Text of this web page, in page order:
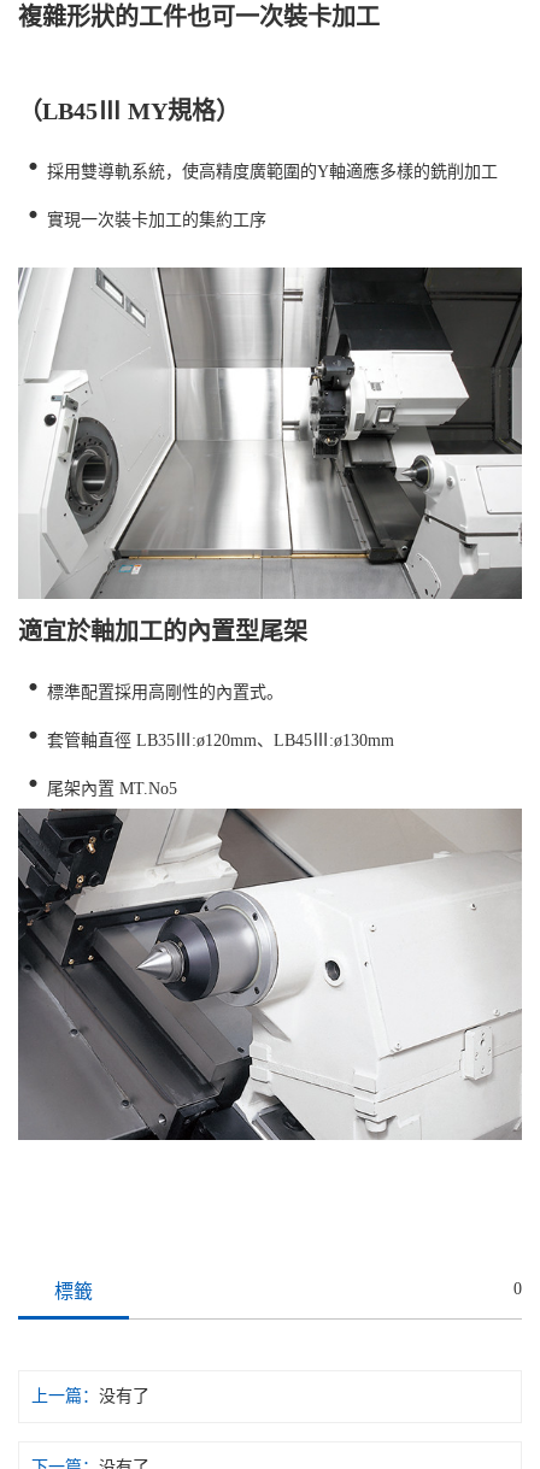
複雜形狀的工件也可一次裝卡加工
（LB45Ⅲ MY規格）
・ 採用雙導軌系統，使高精度廣範圍的Y軸適應多樣的銑削加工
・ 實現一次裝卡加工的集約工序
適宜於軸加工的內置型尾架
・ 標準配置採用高剛性的內置式。
・ 套管軸直徑 LB35Ⅲ:ø120mm、LB45Ⅲ:ø130mm
・ 尾架內置 MT.No5
標籤 0
上一篇： 没有了